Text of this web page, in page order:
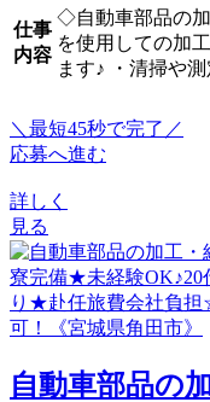
仕事
内容
◇自動車部品の
を使用しての加
ます♪ ・清掃や
＼最短45秒で完了／
応募へ進む
詳しく
見る
自動車部品の